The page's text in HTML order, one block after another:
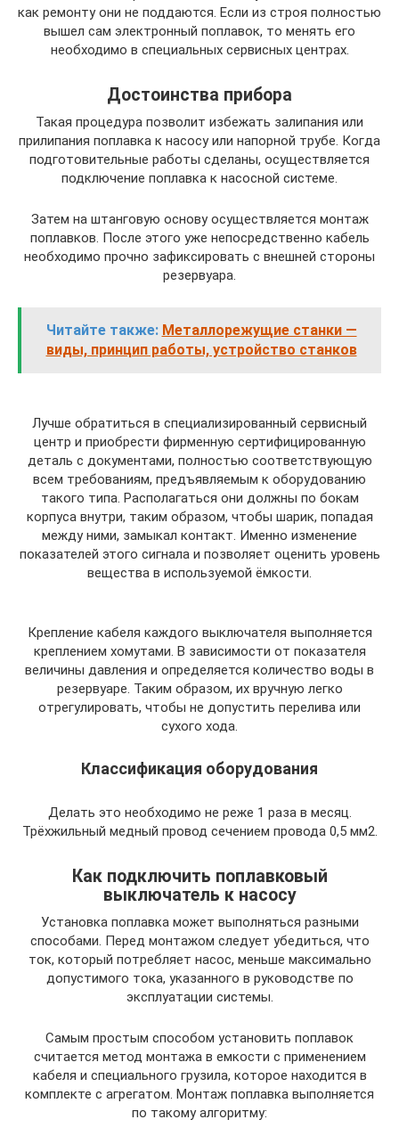
как ремонту они не поддаются. Если из строя полностью
вышел сам электронный поплавок, то менять его
необходимо в специальных сервисных центрах.
Достоинства прибора
Такая процедура позволит избежать залипания или
прилипания поплавка к насосу или напорной трубе. Когда
подготовительные работы сделаны, осуществляется
подключение поплавка к насосной системе.
Затем на штанговую основу осуществляется монтаж
поплавков. После этого уже непосредственно кабель
необходимо прочно зафиксировать с внешней стороны
резервуара.
Читайте также: Металлорежущие станки —
виды, принцип работы, устройство станков
Лучше обратиться в специализированный сервисный
центр и приобрести фирменную сертифицированную
деталь с документами, полностью соответствующую
всем требованиям, предъявляемым к оборудованию
такого типа. Располагаться они должны по бокам
корпуса внутри, таким образом, чтобы шарик, попадая
между ними, замыкал контакт. Именно изменение
показателей этого сигнала и позволяет оценить уровень
вещества в используемой ёмкости.
Крепление кабеля каждого выключателя выполняется
креплением хомутами. В зависимости от показателя
величины давления и определяется количество воды в
резервуаре. Таким образом, их вручную легко
отрегулировать, чтобы не допустить перелива или
сухого хода.
Классификация оборудования
Делать это необходимо не реже 1 раза в месяц.
Трёхжильный медный провод сечением провода 0,5 мм2.
Как подключить поплавковый
выключатель к насосу
Установка поплавка может выполняться разными
способами. Перед монтажом следует убедиться, что
ток, который потребляет насос, меньше максимально
допустимого тока, указанного в руководстве по
эксплуатации системы.
Самым простым способом установить поплавок
считается метод монтажа в емкости с применением
кабеля и специального грузила, которое находится в
комплекте с агрегатом. Монтаж поплавка выполняется
по такому алгоритму: